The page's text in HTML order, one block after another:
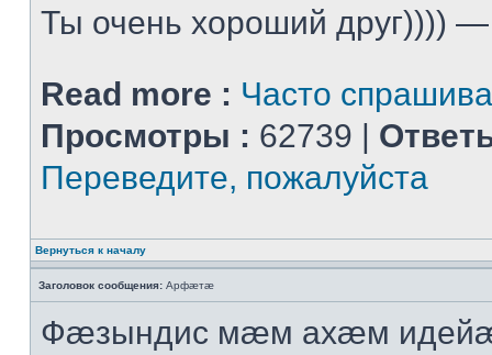
Ты очень хороший
Read more : Часто
Просмотры : 62739 |
Переведите, пожалуйста
Вернуться к началу
Заголовок сообщения: Арфæтæ
Фæзындис мæм ахæм